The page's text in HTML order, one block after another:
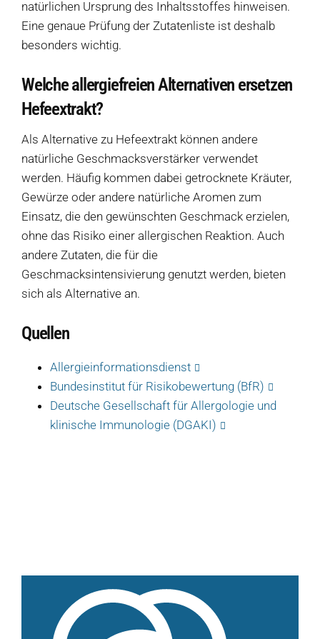
natürlichen Ursprung des Inhaltsstoffes hinweisen.
Eine genaue Prüfung der Zutatenliste ist deshalb
besonders wichtig.
Welche allergiefreien Alternativen ersetzen
Hefeextrakt?
Als Alternative zu Hefeextrakt können andere
natürliche Geschmacksverstärker verwendet
werden. Häufig kommen dabei getrocknete Kräuter,
Gewürze oder andere natürliche Aromen zum
Einsatz, die den gewünschten Geschmack erzielen,
ohne das Risiko einer allergischen Reaktion. Auch
andere Zutaten, die für die
Geschmacksintensivierung genutzt werden, bieten
sich als Alternative an.
Quellen
Allergieinformationsdienst
Bundesinstitut für Risikobewertung (BfR)
Deutsche Gesellschaft für Allergologie und
klinische Immunologie (DGAKI)
Produkte
Salate
Dips
Soßen
Produkt-Übersicht Jetzt vorbestellen
Produkte nach Allergenen
Verkaufswagen-Tour
Weitere Verkaufsstellen